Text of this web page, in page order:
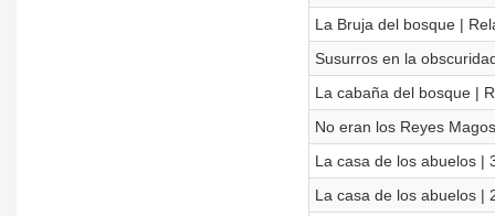
La Bruja del bosque |
Susurros en la
La cabaña del bosque |
No eran los Reyes
La casa de los abuelos |
La casa de los abuelos |